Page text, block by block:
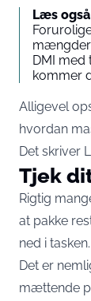
Læs også
mængder
DMI med
kommer
Alligevel
hvordan
Det skriver
Tjek
Rigtig
at pakke
ned i tasken.
Det er
mættende